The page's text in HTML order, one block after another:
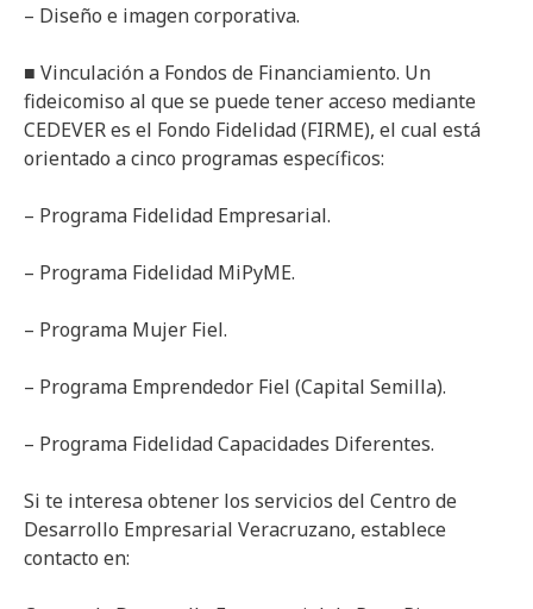
– Diseño e imagen corporativa.
■ Vinculación a Fondos de Financiamiento. Un
fideicomiso al que se puede tener acceso mediante
CEDEVER es el Fondo Fidelidad (FIRME), el cual está
orientado a cinco programas específicos:
– Programa Fidelidad Empresarial.
– Programa Fidelidad MiPyME.
– Programa Mujer Fiel.
– Programa Emprendedor Fiel (Capital Semilla).
– Programa Fidelidad Capacidades Diferentes.
Si te interesa obtener los servicios del Centro de
Desarrollo Empresarial Veracruzano, establece
contacto en: